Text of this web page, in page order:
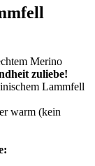
Merino
zuliebe!
Lammfell
warm (kein